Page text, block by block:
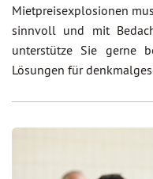
Mietpreisexplosionen
sinnvoll und mit
unterstütze Sie gerne
Lösungen für